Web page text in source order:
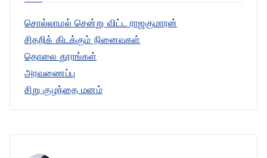
சொல்லாமல் சென்று விட்ட ராஜகுமாரன்
சிதறிக் கிடக்கும் நினைவுகள்
தொலை தூரங்கள்
அரவணைப்பு
சிறு குழந்தை மனம்